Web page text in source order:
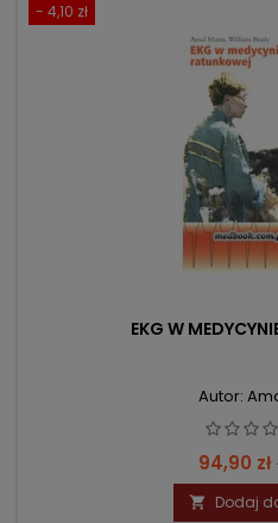
- 4,10 zł
EKG W
Autor:
Cena
94,90 zł
 Dodaj